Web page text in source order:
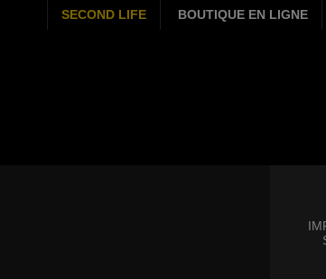
SECOND LIFE BOUTIQUE EN LIGNE